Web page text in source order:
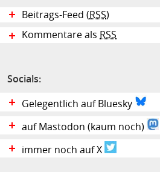
Beitrags-Feed (RSS)
Kommentare als RSS
Socials:
Gelegentlich auf Bluesky
auf Mastodon (kaum noch)
immer noch auf X